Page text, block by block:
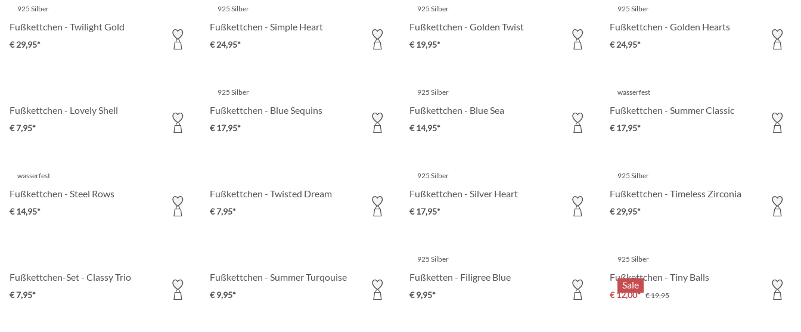
925 Silber
Fußkettchen - Twilight Gold
€ 29,95*
925 Silber
Fußkettchen - Simple Heart
€ 24,95*
925 Silber
Fußkettchen - Golden Twist
€ 19,95*
925 Silber
Fußkettchen - Golden Hearts
€ 24,95*
Fußkettchen - Lovely Shell
€ 7,95*
925 Silber
Fußkettchen - Blue Sequins
€ 17,95*
925 Silber
Fußkettchen - Blue Sea
€ 14,95*
wasserfest
Fußkettchen - Summer Classic
€ 17,95*
wasserfest
Fußkettchen - Steel Rows
€ 14,95*
Fußkettchen - Twisted Dream
€ 7,95*
925 Silber
Fußkettchen - Silver Heart
€ 17,95*
925 Silber
Fußkettchen - Timeless Zirconia
€ 29,95*
Fußkettchen-Set - Classy Trio
€ 7,95*
Fußkettchen - Summer Turqouise
€ 9,95*
925 Silber
Fußketten - Filigree Blue
€ 9,95*
Sale
925 Silber
Fußkettchen - Tiny Balls
€ 12,00* € 19,95